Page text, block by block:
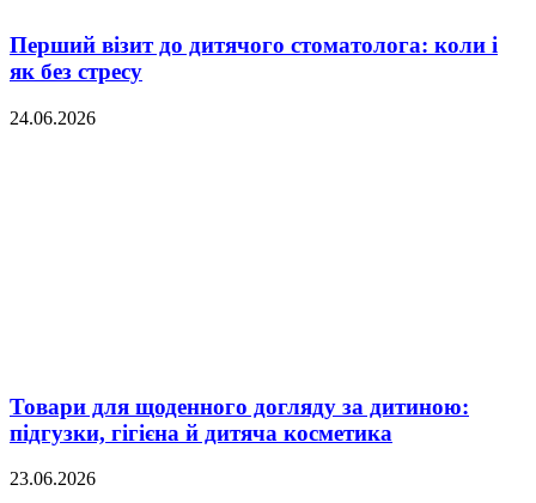
Перший візит до дитячого стоматолога: коли і
як без стресу
24.06.2026
Товари для щоденного догляду за дитиною:
підгузки, гігієна й дитяча косметика
23.06.2026